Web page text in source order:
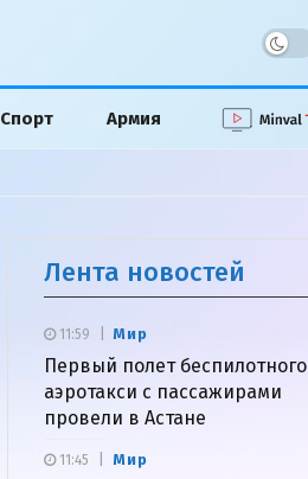
Спорт Армия
Лента новостей
Мир
Первый полет беспилотного
аэротакси с пассажирами
провели в Астане
11:59
Мир
11:45